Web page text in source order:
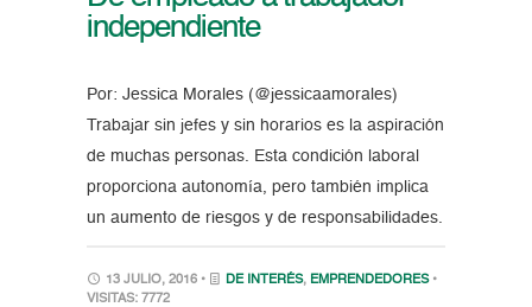
independiente
Por: Jessica Morales (@jessicaamorales)
Trabajar sin jefes y sin horarios es la aspiración
de muchas personas. Esta condición laboral
proporciona autonomía, pero también implica
un aumento de riesgos y de responsabilidades.
13 JULIO, 2016 • DE INTERÉS, EMPRENDEDORES •
VISITAS: 7772